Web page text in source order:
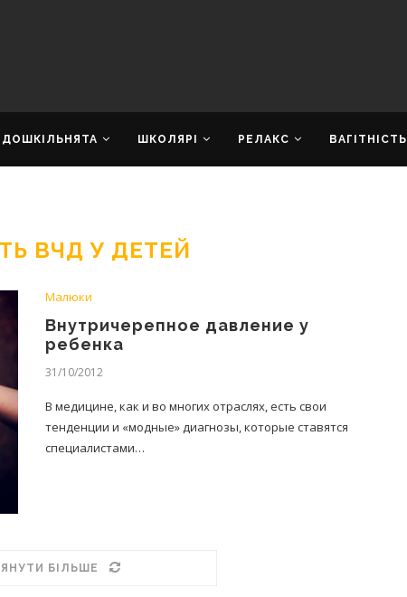
ДОШКІЛЬНЯТА ШКОЛЯРІ РЕЛАКС ВАГІТНІСТЬ
ВЧД У ДЕТЕЙ
Малюки
Внутричерепное давление у
ребенка
31/10/2012
В медицине, как и во многих отраслях, есть свои
тенденции и «модные» диагнозы, которые ставятся
специалистами…
БІЛЬШЕ